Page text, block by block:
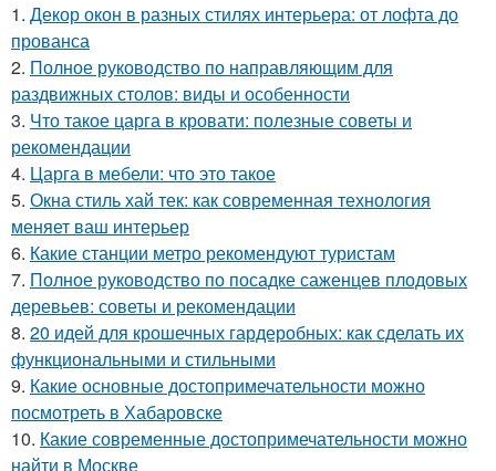
1. Декор окон в разных стилях интерьера: от лофта до
прованса
2. Полное руководство по направляющим для
раздвижных столов: виды и особенности
3. Что такое царга в кровати: полезные советы и
рекомендации
4. Царга в мебели: что это такое
5. Окна стиль хай тек: как современная технология
меняет ваш интерьер
6. Какие станции метро рекомендуют туристам
7. Полное руководство по посадке саженцев плодовых
деревьев: советы и рекомендации
8. 20 идей для крошечных гардеробных: как сделать их
функциональными и стильными
9. Какие основные достопримечательности можно
посмотреть в Хабаровске
10. Какие современные достопримечательности можно
найти в Москве